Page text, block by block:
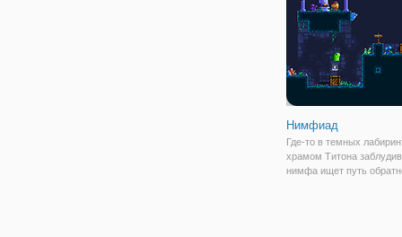
Нимфиад
Где-то в темных
храмом Титона
нимфа ищет путь